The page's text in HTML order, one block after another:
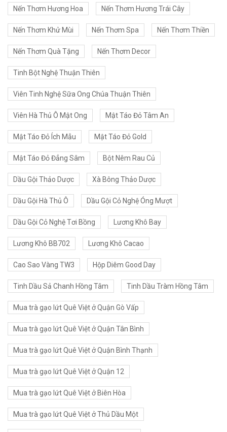
Nến Thơm Hương Hoa Nến Thơm Hương Trái Cây
Nến Thơm Khử Mùi Nến Thơm Spa Nến Thơm Thiền
Nến Thơm Quà Tặng Nến Thơm Decor
Tinh Bột Nghệ Thuận Thiên
Viên Tinh Nghệ Sữa Ong Chúa Thuận Thiên
Viên Hà Thủ Ô Mật Ong Mật Táo Đỏ Tâm An
Mật Táo Đỏ Ích Mẫu Mật Táo Đỏ Gold
Mật Táo Đỏ Đẳng Sâm Bột Nêm Rau Củ
Dầu Gội Thảo Dược Xà Bông Thảo Dược
Dầu Gội Hà Thủ Ô Dầu Gội Cỏ Nghệ Óng Mượt
Dầu Gội Cỏ Nghệ Tơi Bồng Lương Khô Bay
Lương Khô BB702 Lương Khô Cacao
Cao Sao Vàng TW3 Hộp Diêm Good Day
Tinh Dầu Sả Chanh Hồng Tâm Tinh Dầu Tràm Hồng Tâm
Mua trà gạo lứt Quê Việt ở Quận Gò Vấp
Mua trà gạo lứt Quê Việt ở Quận Tân Bình
Mua trà gạo lứt Quê Việt ở Quận Bình Thạnh
Mua trà gạo lứt Quê Việt ở Quận 12
Mua trà gạo lứt Quê Việt ở Biên Hòa
Mua trà gạo lứt Quê Việt ở Thủ Dầu Một